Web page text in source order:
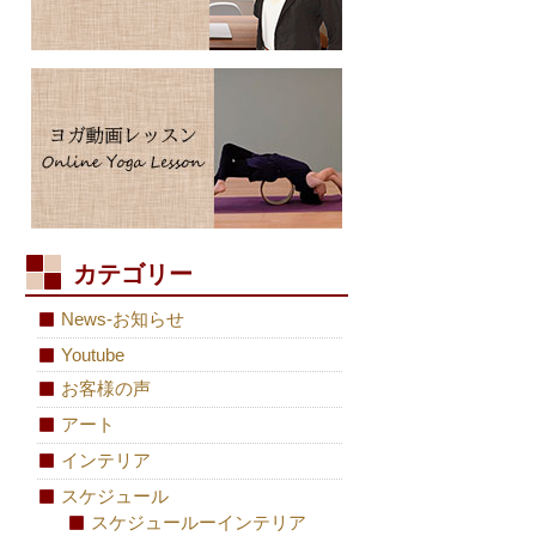
カテゴリー
News-お知らせ
Youtube
お客様の声
アート
インテリア
スケジュール
スケジュールーインテリア